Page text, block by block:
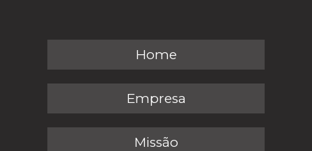
Home
Empresa
Missão